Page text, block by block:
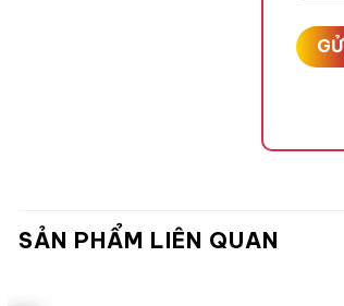
SẢN PHẨM LIÊN QUAN